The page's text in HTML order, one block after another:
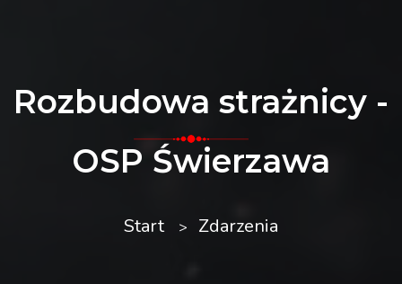
Rozbudowa strażnicy -
OSP Świerzawa
Start Zdarzenia